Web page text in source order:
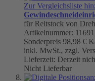
Zur Vergleichsliste
für Reitstock von
Artikelnummer: 11691
Sonderpreis 98,98 €
inkl. MwSt., zzgl.
Lieferzeit: Derzeit
Nicht Lieferbar